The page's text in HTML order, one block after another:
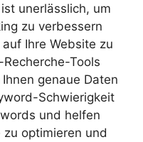
unerlässlich, um
zu verbessern
Ihre Website zu
Tools
genaue Daten
Schwierigkeit
und helfen
zu optimieren und